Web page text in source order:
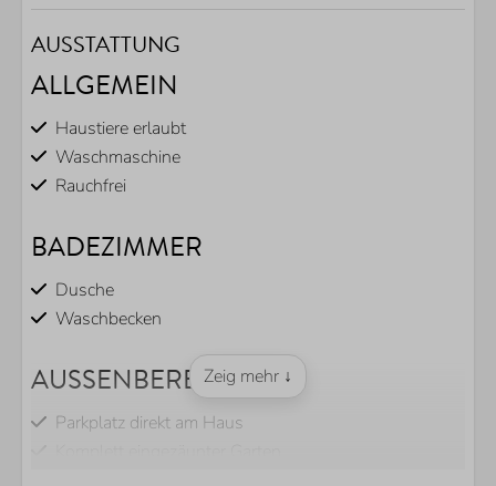
AUSSTATTUNG
ALLGEMEIN
Haustiere erlaubt
Waschmaschine
Rauchfrei
BADEZIMMER
Dusche
Waschbecken
AUSSENBEREICH
Parkplatz direkt am Haus
Zeig mehr ↓